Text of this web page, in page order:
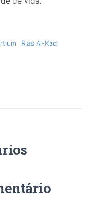
Rias Al-Kadi